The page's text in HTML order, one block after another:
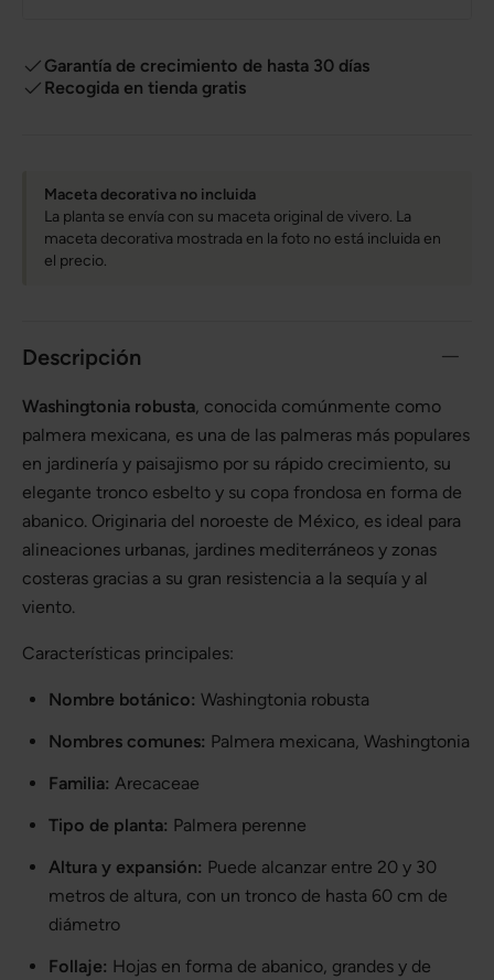
Garantía de crecimiento de hasta 30 días
Recogida en tienda gratis
Maceta decorativa no incluida
La planta se envía con su maceta original de vivero. La
maceta decorativa mostrada en la foto no está incluida en
el precio.
Descripción
Washingtonia robusta, conocida comúnmente como
palmera mexicana, es una de las palmeras más populares
en jardinería y paisajismo por su rápido crecimiento, su
elegante tronco esbelto y su copa frondosa en forma de
abanico. Originaria del noroeste de México, es ideal para
alineaciones urbanas, jardines mediterráneos y zonas
costeras gracias a su gran resistencia a la sequía y al
viento.
Características principales:
Nombre botánico: Washingtonia robusta
Nombres comunes: Palmera mexicana, Washingtonia
Familia: Arecaceae
Tipo de planta: Palmera perenne
Altura y expansión: Puede alcanzar entre 20 y 30
metros de altura, con un tronco de hasta 60 cm de
diámetro
Follaje: Hojas en forma de abanico, grandes y de